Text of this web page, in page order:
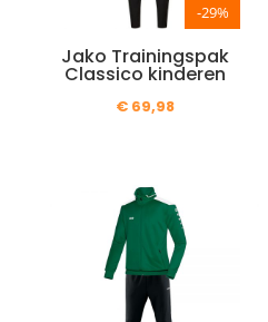
-29%
Jako Trainingspak
Classico kinderen
€ 69,98